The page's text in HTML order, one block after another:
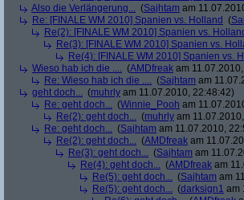
Also die Verlängerung... (Sajhtam am
Re: [FINALE WM 2010] Spanien vs. Holland (
Re(2): [FINALE WM 2010] Spanien vs.
Re(3): [FINALE WM 2010] Spanien vs.
Re(4): [FINALE WM 2010] Spanien vs.
Wieso hab ich die .... (AMDfreak am
Re: Wieso hab ich die .... (Sajhtam am
geht doch... (muhrly am 11.07.2010, 22:48:42)
Re: geht doch... (Winnie_Pooh am
Re(2): geht doch... (muhrly am
Re: geht doch... (Sajhtam am 11.07.2010,
Re(2): geht doch... (AMDfreak am
Re(3): geht doch... (Sajhtam am
Re(4): geht doch... (AMDfreak am
Re(5): geht doch... (Sajhtam am
Re(5): geht doch... (darksign1 am